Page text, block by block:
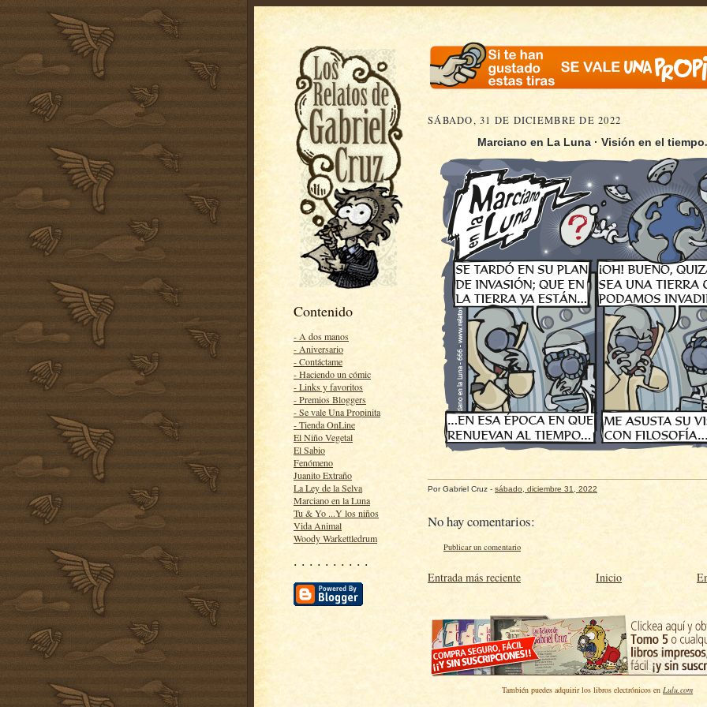
Contenido
- A dos manos
- Aniversario
- Contáctame
- Haciendo un cómic
- Links y favoritos
- Premios Bloggers
- Se vale Una Propinita
- Tienda OnLine
El Niño Vegetal
El Sabio
Fenómeno
Juanito Extraño
La Ley de la Selva
Marciano en la Luna
Tu & Yo ...Y los niños
Vida Animal
Woody Warkettledrum
· · · · · · · · · ·
SÁBADO, 31 DE DICIEMBRE DE 2022
Marciano en La Luna · Visión en el tiempo
PorGabriel Cruz - sábado, diciembre 31, 2022
No hay comentarios:
Publicar un comentario
Entrada más reciente Inicio
También puedes adquirir los libros electrónicos en Lulu.com